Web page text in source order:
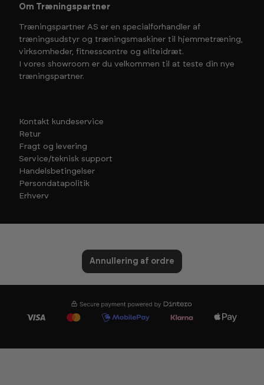
Om Træningspartner
Træningspartner AS er en specialforhandler af
træningsudstyr og træningsmaskiner til hjemmetræning,
virksomheder, fitnesscentre og eliteidræt.
I vores showroom er du velkommen til at teste din nye
træningspartner.
Kontakt kundeservice
Retur
Fragt og levering
Service/teknisk support
Handelsbetingelser
Persondatapolitik
Erhverv
Annullering af ordre